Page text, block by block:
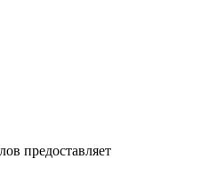
предоставляет